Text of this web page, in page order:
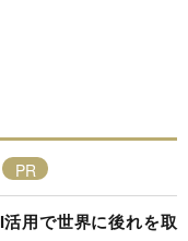
用で世界に後れを取